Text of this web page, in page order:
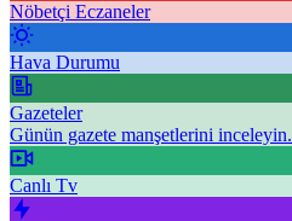
Nöbetçi Eczaneler
Hava Durumu
Gazeteler
Günün gazete manşetlerini inceleyin.
Canlı Tv